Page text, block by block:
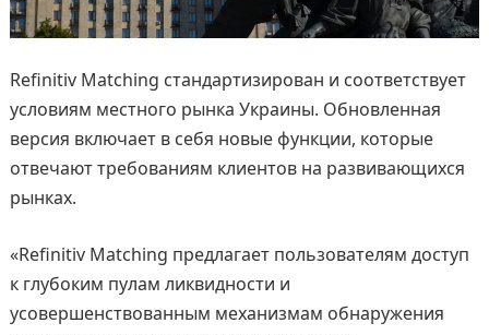
Refinitiv Matching стандартизирован и соответствует
условиям местного рынка Украины. Обновленная
версия включает в себя новые функции, которые
отвечают требованиям клиентов на развивающихся
рынках.
«Refinitiv Matching предлагает пользователям доступ
к глубоким пулам ликвидности и
усовершенствованным механизмам обнаружения